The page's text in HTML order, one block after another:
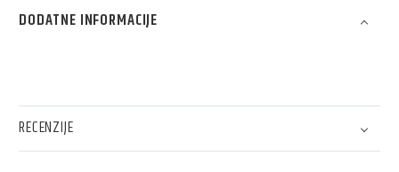
DODATNE INFORMACIJE
RECENZIJE